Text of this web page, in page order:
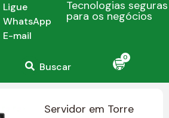
Ligue
WhatsApp
E-mail
Tecnologias seguras
para os negócios
Buscar
0
Servidor em Torre